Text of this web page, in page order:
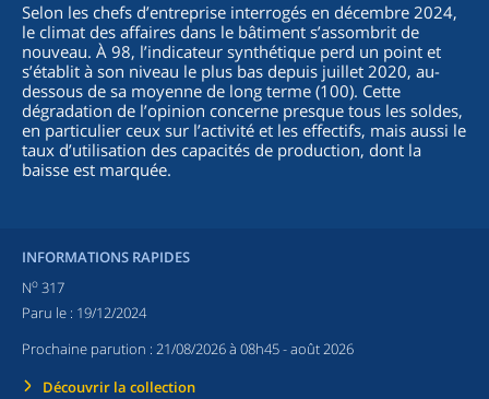
Selon les chefs d’entreprise interrogés en décembre 2024,
le climat des affaires dans le bâtiment s’assombrit de
nouveau. À 98, l’indicateur synthétique perd un point et
s’établit à son niveau le plus bas depuis juillet 2020, au-
dessous de sa moyenne de long terme (100). Cette
dégradation de l’opinion concerne presque tous les soldes,
en particulier ceux sur l’activité et les effectifs, mais aussi le
taux d’utilisation des capacités de production, dont la
baisse est marquée.
INFORMATIONS RAPIDES
No 317
Paru le : 19/12/2024
Prochaine parution : 21/08/2026 à 08h45- août 2026
Découvrir la collection